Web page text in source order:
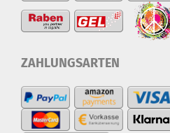
ZAHLUNGSARTEN